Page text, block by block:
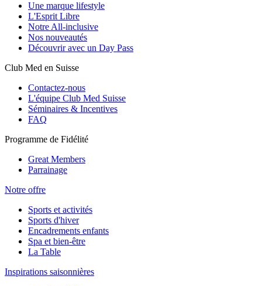
Une marque lifestyle
L'Esprit Libre
Notre All-inclusive
Nos nouveautés
Découvrir avec un Day Pass
Club Med en Suisse
Contactez-nous
L'équipe Club Med Suisse
Séminaires & Incentives
FAQ
Programme de Fidélité
Great Members
Parrainage
Notre offre
Sports et activités
Sports d'hiver
Encadrements enfants
Spa et bien-être
La Table
Inspirations saisonnières